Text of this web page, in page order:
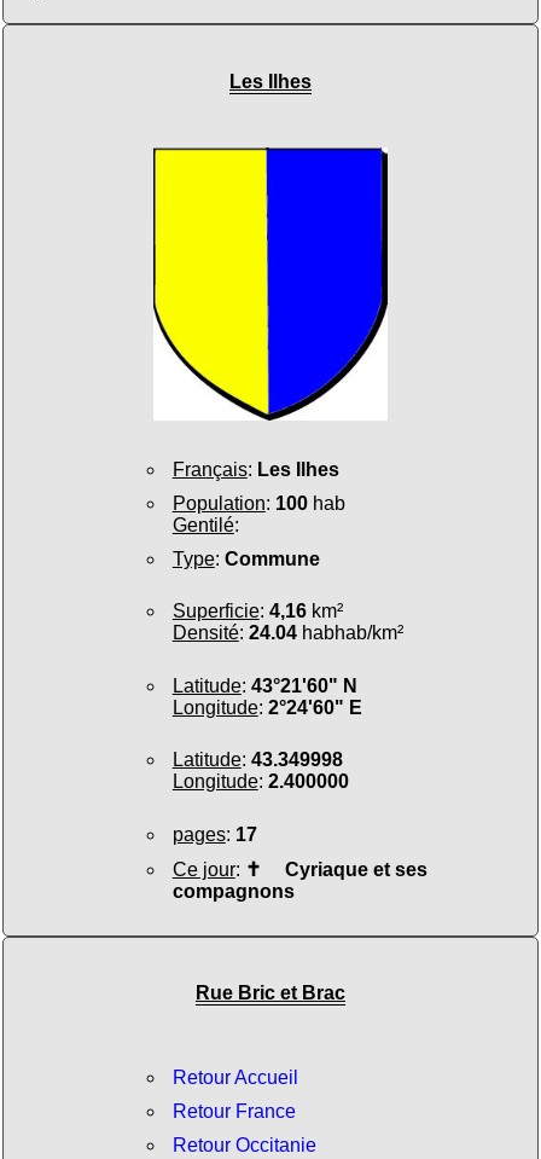
Les Ilhes
Français: Les Ilhes
Population: 100hab
Gentilé:
Type: Commune
Superficie: 4,16km²
Densité: 24.04habhab/km²
Latitude: 43°21'60" N
Longitude: 2°24'60" E
Latitude: 43.349998
Longitude: 2.400000
pages: 17
Ce jour: ✝ Cyriaque et ses
compagnons
Rue Bric et Brac
Retour Accueil
Retour France
Retour Occitanie